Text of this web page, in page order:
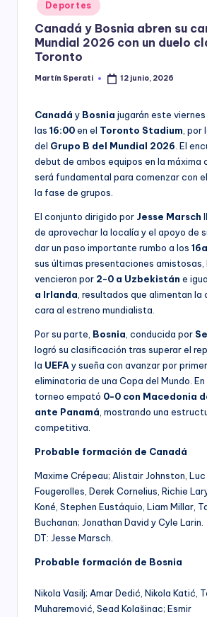
y
in
Deportes
Canadá y Bosnia abren su
Mundial 2026 con un duelo
Toronto
Posted
Martín Sperati 12 junio, 2026
Canadá y Bosnia jugarán este
las 16:00en el Toronto Stadium ,
del Grupo B del Mundial 2026 . El
debut de ambos equipos en la
será fundamental para comenzar con
la fase de grupos.
El conjunto dirigido por Jesse Marsch
de aprovechar la localía y el apoyo de
dar un paso importante rumbo a los
sus últimas presentaciones amistosas,
vencieron por 2-0 a Uzbekistán e
a Irlanda , resultados que alimentan la
cara al estreno mundialista.
Por su parte, Bosnia , conducida por
logró su clasificación tras superar el
la UEFA y sueña con avanzar por
eliminatoria de una Copa del Mundo.
torneo empató 0-0 con Macedonia
ante Panamá , mostrando una
competitiva.
Probable formación de Canadá
Maxime Crépeau; Alistair Johnston, Luc
Fougerolles, Derek Cornelius, Richie
Koné, Stephen Eustáquio, Liam Millar,
Buchanan; Jonathan David y Cyle Larin.
DT: Jesse Marsch.
Probable formación de Bosnia
Nikola Vasilj; Amar Dedić, Nikola Katić,
Muharemović, Sead Kolašinac; Esmir